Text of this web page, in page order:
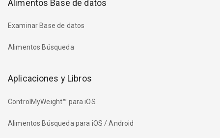
Alimentos Base de datos
Examinar Base de datos
Alimentos Búsqueda
Aplicaciones y Libros
ControlMyWeight™ para iOS
Alimentos Búsqueda para iOS / Android